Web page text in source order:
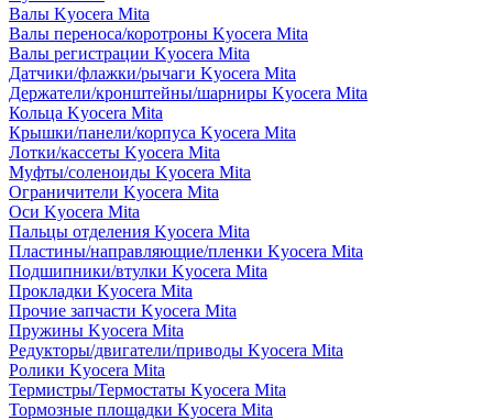
Валы Kyocera Mita
Валы переноса/коротроны Kyocera Mita
Валы регистрации Kyocera Mita
Датчики/флажки/рычаги Kyocera Mita
Держатели/кронштейны/шарниры Kyocera Mita
Кольца Kyocera Mita
Крышки/панели/корпуса Kyocera Mita
Лотки/кассеты Kyocera Mita
Муфты/соленоиды Kyocera Mita
Ограничители Kyocera Mita
Оси Kyocera Mita
Пальцы отделения Kyocera Mita
Пластины/направляющие/пленки Kyocera Mita
Подшипники/втулки Kyocera Mita
Прокладки Kyocera Mita
Прочие запчасти Kyocera Mita
Пружины Kyocera Mita
Редукторы/двигатели/приводы Kyocera Mita
Ролики Kyocera Mita
Термистры/Термостаты Kyocera Mita
Тормозные площадки Kyocera Mita